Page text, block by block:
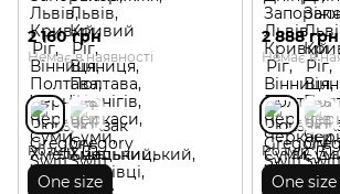
2 160 грн
Немає в наявності
Розмір
One size
2 888 грн
Немає в
Розмір
One size